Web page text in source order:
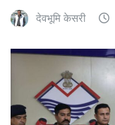
देवभूमि केसरी